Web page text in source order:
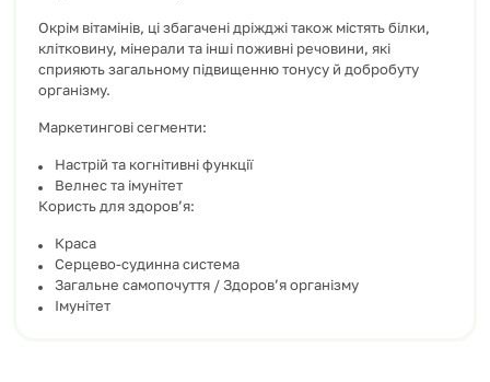
Окрім вітамінів, ці збагачені дріжджі також містять білки,
клітковину, мінерали та інші поживні речовини, які
сприяють загальному підвищенню тонусу й добробуту
організму.
Маркетингові сегменти:
Настрій та когнітивні функції
Велнес та імунітет
Користь для здоров’я:
Краса
Серцево-судинна система
Загальне самопочуття / Здоров’я організму
Імунітет